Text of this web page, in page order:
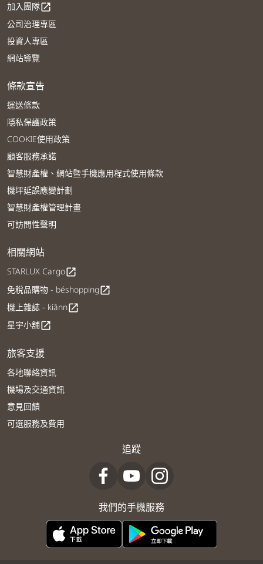
加入團隊open_in_new
公司治理專區
投資人專區
網站導覽
條款宣告
運送條款
隱私保護政策
COOKIE使用政策
顧客服務承諾
智慧財產權、網站暨手機應用程式使用條款
機坪延誤應變計劃
智慧財產權管理計畫
可訪問性聲明
相關網站
STARLUX Cargoopen_in_new
免稅品購物 - béshoppingopen_in_new
機上雜誌 - kiânnopen_in_new
星宇小舖open_in_new
旅客支援
各地聯絡資訊
機場及交通資訊
意見回饋
可選服務及費用
追蹤
我們的手機服務